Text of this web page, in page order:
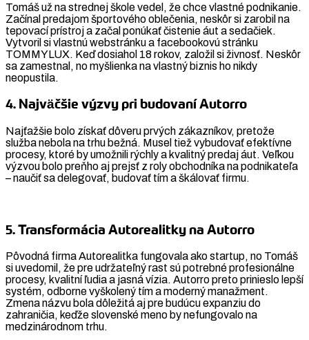
Tomáš už na strednej škole vedel, že chce vlastné podnikanie.
Začínal predajom športového oblečenia, neskôr si zarobil na
tepovací prístroj a začal ponúkať čistenie áut a sedačiek.
Vytvoril si vlastnú webstránku a facebookovú stránku
TOMMYLUX. Keď dosiahol 18 rokov, založil si živnosť. Neskôr
sa zamestnal, no myšlienka na vlastný biznis ho nikdy
neopustila.
4. Najväčšie výzvy pri budovaní Autorro
Najťažšie bolo získať dôveru prvých zákazníkov, pretože
služba nebola na trhu bežná. Musel tiež vybudovať efektívne
procesy, ktoré by umožnili rýchly a kvalitný predaj áut. Veľkou
výzvou bolo preňho aj prejsť z roly obchodníka na podnikateľa
– naučiť sa delegovať, budovať tím a škálovať firmu.
5. Transformácia Autorealitky na Autorro
Pôvodná firma Autorealitka fungovala ako startup, no Tomáš
si uvedomil, že pre udržateľný rast sú potrebné profesionálne
procesy, kvalitní ľudia a jasná vízia. Autorro preto prinieslo lepší
systém, odborne vyškolený tím a moderný manažment.
Zmena názvu bola dôležitá aj pre budúcu expanziu do
zahraničia, keďže slovenské meno by nefungovalo na
medzinárodnom trhu.